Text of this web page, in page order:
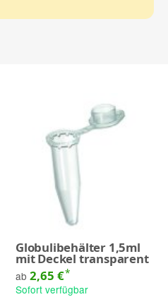
Globulibehälter 1,5ml
mit Deckel transparent
ab 2,65 €*
Sofort verfügbar